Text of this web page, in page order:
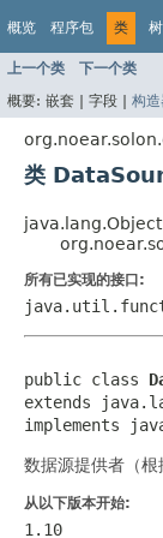
概览 程序包 类 树
上一个类 下一个类
概要: 嵌套 | 字段 | 构造
类
java.lang.Object
所有已实现的接口:
public class
extends
implements
数据源提供者（根
从以下版本开始:
1.10